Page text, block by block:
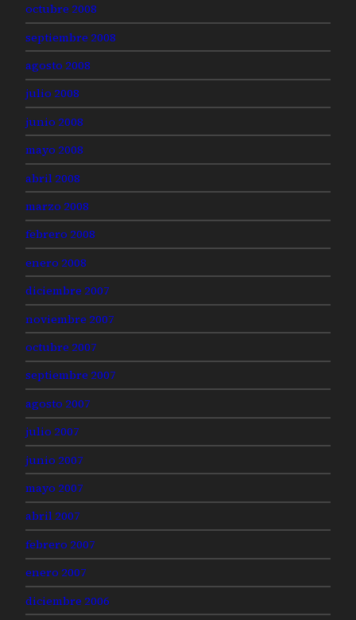
octubre 2008
septiembre 2008
agosto 2008
julio 2008
junio 2008
mayo 2008
abril 2008
marzo 2008
febrero 2008
enero 2008
diciembre 2007
noviembre 2007
octubre 2007
septiembre 2007
agosto 2007
julio 2007
junio 2007
mayo 2007
abril 2007
febrero 2007
enero 2007
diciembre 2006